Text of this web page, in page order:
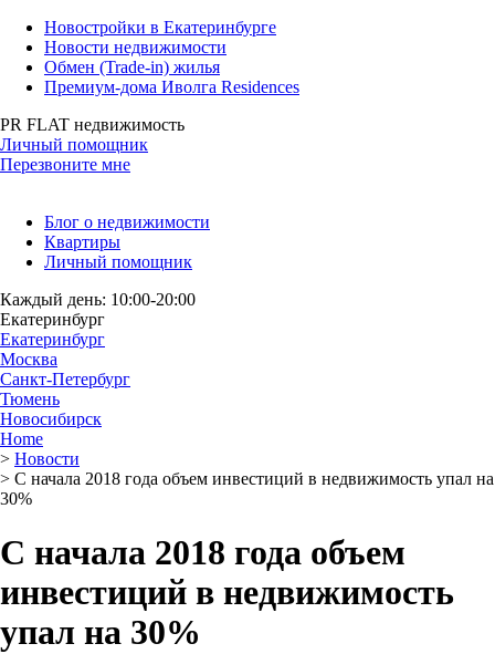
Новостройки в Екатеринбурге
Новости недвижимости
Обмен (Trade-in) жилья
Премиум-дома Иволга Residences
PR FLAT недвижимость
Личный помощник
Перезвоните мне
Блог о недвижимости
Квартиры
Личный помощник
Каждый день: 10:00-20:00
Екатеринбург
Екатеринбург
Москва
Санкт-Петербург
Тюмень
Новосибирск
Home
> Новости
> С начала 2018 года объем инвестиций в недвижимость упал на
30%
С начала 2018 года объем
инвестиций в недвижимость
упал на 30%